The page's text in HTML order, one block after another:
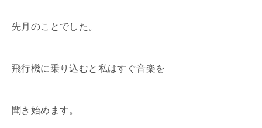
先月のことでした。
飛行機に乗り込むと私はすぐ音楽を
聞き始めます。